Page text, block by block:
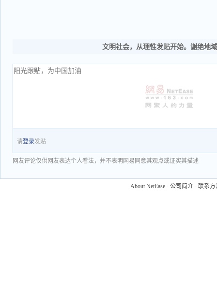
文明社会，从理性发贴开始。谢绝地
请登录发贴
网友评论仅供网友表达个人看法，并不表明网易同意其观点或证实其描述
About NetEase - 公司简介 - 联系方